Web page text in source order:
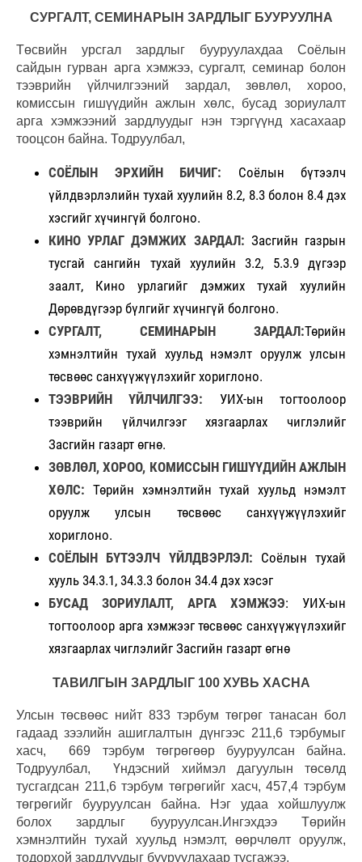
СУРГАЛТ, СЕМИНАРЫН ЗАРДЛЫГ БУУРУУЛНА
Төсвийн урсгал зардлыг бууруулахдаа Соёлын
сайдын гурван арга хэмжээ, сургалт, семинар болон
тээврийн үйлчилгээний зардал, зөвлөл, хороо,
комиссын гишүүдийн ажлын хөлс, бусад зориулалт
арга хэмжээний зардлуудыг нэн тэргүүнд хасахаар
тооцсон байна. Тодруулбал,
СОЁЛЫН ЭРХИЙН БИЧИГ: Соёлын бүтээлч
үйлдвэрлэлийн тухай хуулийн 8.2, 8.3 болон 8.4 дэх
хэсгийг хүчингүй болгоно.
КИНО УРЛАГ ДЭМЖИХ ЗАРДАЛ: Засгийн газрын
тусгай сангийн тухай хуулийн 3.2, 5.3.9 дүгээр
заалт, Кино урлагийг дэмжих тухай хуулийн
Дөрөвдүгээр бүлгийг хүчингүй болгоно.
СУРГАЛТ, СЕМИНАРЫН ЗАРДАЛ:Төрийн
хэмнэлтийн тухай хуульд нэмэлт оруулж улсын
төсвөөс санхүүжүүлэхийг хориглоно.
ТЭЭВРИЙН ҮЙЛЧИЛГЭЭ: УИХ-ын тогтоолоор
тээврийн үйлчилгээг хязгаарлах чиглэлийг
Засгийн газарт өгнө.
ЗӨВЛӨЛ, ХОРОО, КОМИССЫН ГИШҮҮДИЙН АЖЛЫН
ХӨЛС: Төрийн хэмнэлтийн тухай хуульд нэмэлт
оруулж улсын төсвөөс санхүүжүүлэхийг
хориглоно.
СОЁЛЫН БҮТЭЭЛЧ ҮЙЛДВЭРЛЭЛ: Соёлын тухай
хууль 34.3.1, 34.3.3 болон 34.4 дэх хэсэг
БУСАД ЗОРИУЛАЛТ, АРГА ХЭМЖЭЭ: УИХ-ын
тогтоолоор арга хэмжээг төсвөөс санхүүжүүлэхийг
хязгаарлах чиглэлийг Засгийн газарт өгнө
ТАВИЛГЫН ЗАРДЛЫГ 100 ХУВЬ ХАСНА
Улсын төсвөөс нийт 833 тэрбум төгрөг танасан бол
гадаад зээлийн ашиглалтын дүнгээс 211,6 тэрбумыг
хасч, 669 тэрбум төгрөгөөр бууруулсан байна.
Тодруулбал, Үндэсний хиймэл дагуулын төсөлд
тусгагдсан 211,6 тэрбум төгрөгийг хасч, 457,4 тэрбум
төгрөгийг бууруулсан байна. Нэг удаа хойшлуулж
болох зардлыг бууруулсан.Ингэхдээ Төрийн
хэмнэлтийн тухай хуульд нэмэлт, өөрчлөлт оруулж,
тодорхой зардлуудыг бууруулахаар тусгажээ.